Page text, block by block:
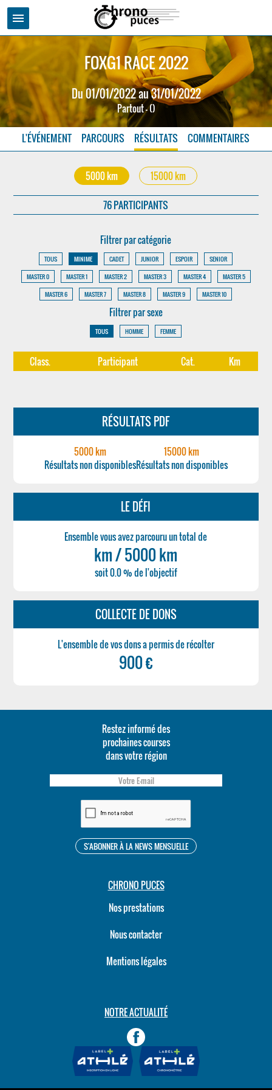
menu
FOXG1 RACE 2022
Du 01/01/2022 au 31/01/2022
Partout - ()
L'ÉVÉNEMENT PARCOURS RÉSULTATS COMMENTAIRES
5000 km 15000 km
76 PARTICIPANTS
Filtrer par catégorie
TOUS MINIME CADET JUNIOR ESPOIR
SENIOR
MASTER 0
MASTER 1 MASTER 2 MASTER 3 MASTER 4
MASTER 5
MASTER 6
MASTER 7 MASTER 8 MASTER 9 MASTER 10
Filtrer par sexe
TOUS HOMME FEMME
Class. Participant Cat. Km
RÉSULTATS PDF
5000 km
Résultats non disponibles
15000 km
Résultats non disponibles
LE DÉFI
Ensemble vous avez parcouru un total de
km / 5000 km
soit 0.0 % de l'objectif
COLLECTE DE DONS
L'ensemble de vos dons a permis de récolter
900 €
Restez informé des
prochaines courses
dans votre région
CHRONO PUCES
Nos prestations
Nous contacter
Mentions légales
NOTRE ACTUALITÉ